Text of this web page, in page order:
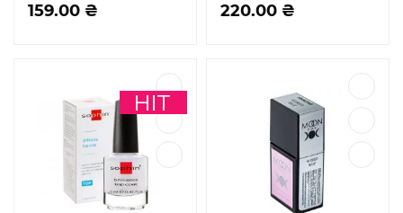
159.00 ₴ 220.00 ₴